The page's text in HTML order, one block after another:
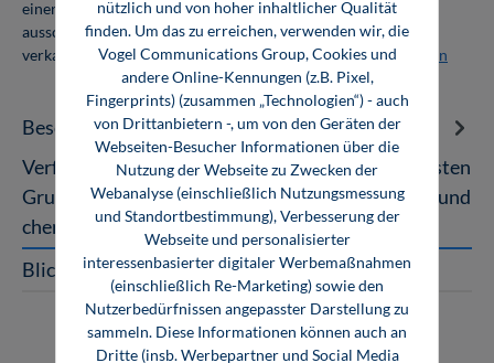
einer Abnahmemenge von 10 Exemplaren. Die Bücher dürfen
ausschließlich für den Eigenbedarf genutzt und nicht weiter
verkauft werden. Weitere Informationen unterFirmenlizenzen
Beschreibung
Verfahrenstechnik Das Fachbuch zu den wichtigsten
Grundverfahren der mechanischen, thermischen und
chemischen Verfahrenstec…Mehr
Blick ins Buch
nützlich und von hoher inhaltlicher Qualität
finden. Um das zu erreichen, verwenden wir, die
Vogel Communications Group, Cookies und
andere Online-Kennungen (z.B. Pixel,
Fingerprints) (zusammen „Technologien“) - auch
von Drittanbietern -, um von den Geräten der
Webseiten-Besucher Informationen über die
Nutzung der Webseite zu Zwecken der
Webanalyse (einschließlich Nutzungsmessung
und Standortbestimmung), Verbesserung der
Webseite und personalisierter
interessenbasierter digitaler Werbemaßnahmen
(einschließlich Re-Marketing) sowie den
Nutzerbedürfnissen angepasster Darstellung zu
sammeln. Diese Informationen können auch an
Dritte (insb. Werbepartner und Social Media